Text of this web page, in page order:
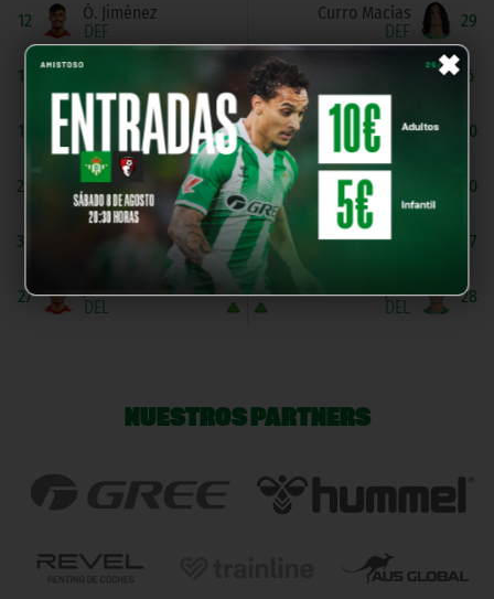
×
12
DEF
Ó. Jiménez
15
DEF
P. Gutiérrez
14
MED
Bruno Vasile
28
MED
D. Hidalgo
30
27
DEL
29
DEF
Curro Macías
6
30
J. Ortega
20
DEL
Alberto De Haro
27
Fran Batán
28
DEL
NUESTROS PARTNERS